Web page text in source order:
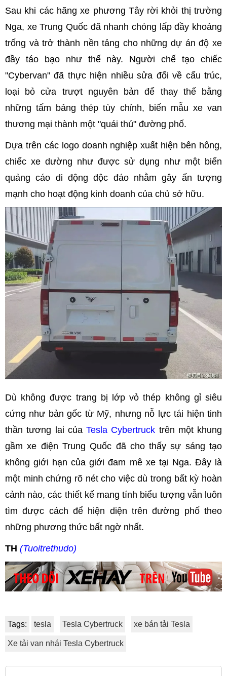
Sau khi các hãng xe phương Tây rời khỏi thị trường
Nga, xe Trung Quốc đã nhanh chóng lấp đầy khoảng
trống và trở thành nền tảng cho những dự án độ xe
đầy táo bạo như thế này. Người chế tạo chiếc
"Cybervan" đã thực hiện nhiều sửa đổi về cấu trúc,
loại bỏ cửa trượt nguyên bản để thay thế bằng
những tấm bảng thép tùy chỉnh, biến mẫu xe van
thương mại thành một "quái thú" đường phố.
Dựa trên các logo doanh nghiệp xuất hiện bên hông,
chiếc xe dường như được sử dụng như một biển
quảng cáo di động độc đáo nhằm gây ấn tượng
mạnh cho hoạt động kinh doanh của chủ sở hữu.
Dù không được trang bị lớp vỏ thép không gỉ siêu
cứng như bản gốc từ Mỹ, nhưng nỗ lực tái hiện tinh
thần tương lai của Tesla Cybertruck trên một khung
gầm xe điện Trung Quốc đã cho thấy sự sáng tạo
không giới hạn của giới đam mê xe tại Nga. Đây là
một minh chứng rõ nét cho việc dù trong bất kỳ hoàn
cảnh nào, các thiết kế mang tính biểu tượng vẫn luôn
tìm được cách để hiện diện trên đường phố theo
những phương thức bất ngờ nhất.
TH (Tuoitrethudo)
Tags: tesla Tesla Cybertruck xe bán tải Tesla
Xe tải van nhái Tesla Cybertruck